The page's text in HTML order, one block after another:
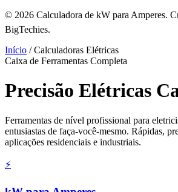
© 2026 Calculadora de kW para Amperes.
BigTechies.
Início / Calculadoras Elétricas
Caixa de Ferramentas Completa
Precisão Elétricas
Ferramentas de nível profissional para
entusiastas de faça-você-mesmo. Rápidas,
aplicações residenciais e industriais.
⚡